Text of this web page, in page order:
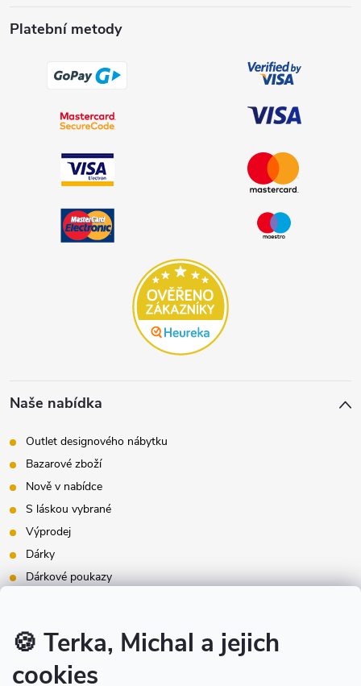
🍪 Terka, Michal a jejich
cookies
Platební metody
Naše nabídka
Outlet designového nábytku
Bazarové zboží
Nově v nabídce
S láskou vybrané
Výprodej
Dárky
Dárkové poukazy
Instagram